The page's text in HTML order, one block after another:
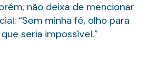
não deixa de mencionar
“Sem minha fé, olho para
seria impossível.”